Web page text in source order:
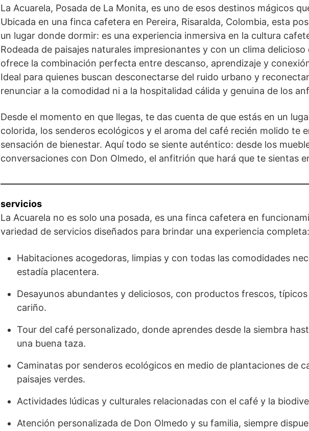
La Acuarela, Posada de La Monita, es uno de esos destinos mágicos
Ubicada en una finca cafetera en Pereira, Risaralda, Colombia, esta
un lugar donde dormir: es una experiencia inmersiva en la cultura
Rodeada de paisajes naturales impresionantes y con un clima
ofrece la combinación perfecta entre descanso, aprendizaje y
Ideal para quienes buscan desconectarse del ruido urbano y
renunciar a la comodidad ni a la hospitalidad cálida y genuina de los
Desde el momento en que llegas, te das cuenta de que estás en un
colorida, los senderos ecológicos y el aroma del café recién molido te
sensación de bienestar. Aquí todo se siente auténtico: desde los
conversaciones con Don Olmedo, el anfitrión que hará que te sientas
servicios
La Acuarela no es solo una posada, es una finca cafetera en
variedad de servicios diseñados para brindar una experiencia completa:
Habitaciones acogedoras, limpias y con todas las comodidades
estadía placentera.
Desayunos abundantes y deliciosos, con productos frescos,
cariño.
Tour del café personalizado, donde aprendes desde la siembra
una buena taza.
Caminatas por senderos ecológicos en medio de plantaciones de
paisajes verdes.
Actividades lúdicas y culturales relacionadas con el café y la
Atención personalizada de Don Olmedo y su familia, siempre